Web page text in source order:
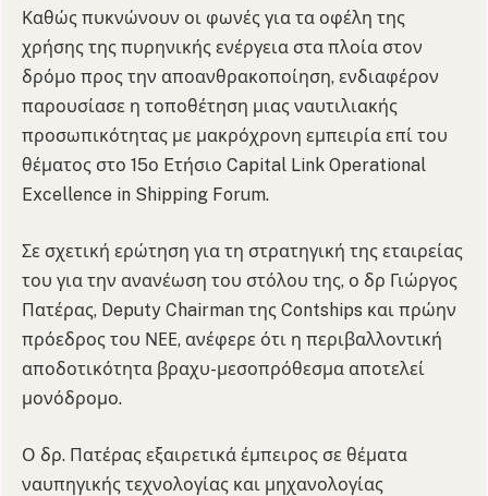
Καθώς πυκνώνουν οι φωνές για τα οφέλη της
χρήσης της πυρηνικής ενέργεια στα πλοία στον
δρόμο προς την αποανθρακοποίηση, ενδιαφέρον
παρουσίασε η τοποθέτηση μιας ναυτιλιακής
προσωπικότητας με μακρόχρονη εμπειρία επί του
θέματος στο 15ο Eτήσιο Capital Link Operational
Excellence in Shipping Forum.
Σε σχετική ερώτηση για τη στρατηγική της εταιρείας
του για την ανανέωση του στόλου της, ο δρ Γιώργος
Πατέρας, Deputy Chairman της Contships και πρώην
πρόεδρος του ΝΕΕ, ανέφερε ότι η περιβαλλοντική
αποδοτικότητα βραχυ-μεσοπρόθεσμα αποτελεί
μονόδρομο.
Ο δρ. Πατέρας εξαιρετικά έμπειρος σε θέματα
ναυπηγικής τεχνολογίας και μηχανολογίας